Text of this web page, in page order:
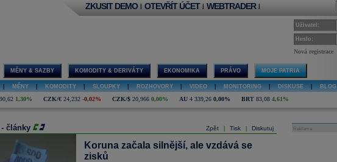
ZKUSIT DEMO | OTEVŘÍT ÚČET | WEBTRADER |
Uživatel:
Heslo:
Nová registrace
MĚNY & SAZBY KOMODITY & DERIVÁTY EKONOMIKA PRÁVO MOJE PATRIA
MĚNY KOMODITY SLOUPKY ROZHOVORY VIDEO MONITORING DISKUSE BLOG
1,30% CZK/€ 24,232 -0,02% CZK/$ 20,966 0,00% AU 4 339,26 0,00% BRT 83,08 4,61%
Zpět Tisk Diskutuj
- články
Koruna začala silnější, ale vzdává se
zisků
Reklama